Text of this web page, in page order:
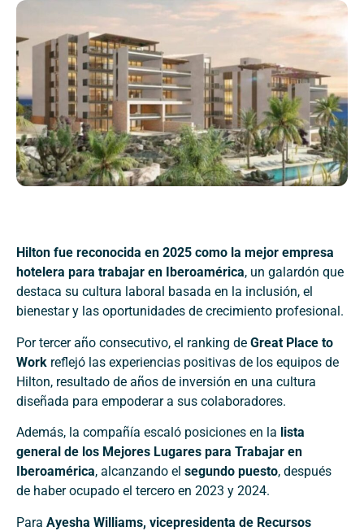
Hilton fue reconocida en 2025 como la mejor empresa
hotelera para trabajar en Iberoamérica, un galardón que
destaca su cultura laboral basada en la inclusión, el
bienestar y las oportunidades de crecimiento profesional.
Por tercer año consecutivo, el ranking de Great Place to
Work reflejó las experiencias positivas de los equipos de
Hilton, resultado de años de inversión en una cultura
diseñada para empoderar a sus colaboradores.
Además, la compañía escaló posiciones en la lista
general de los Mejores Lugares para Trabajar en
Iberoamérica, alcanzando el segundo puesto, después
de haber ocupado el tercero en 2023 y 2024.
Para Ayesha Williams, vicepresidenta de Recursos